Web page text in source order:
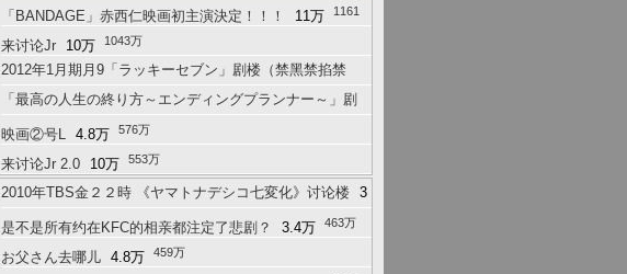
「BANDAGE」赤西仁映画初主演決定！！！ 11万 1161
万
来讨论Jr 10万 1043万
2012年1月期月9「ラッキーセブン」剧楼（禁黑禁掐禁
RS） 4502 639万
「最高の人生の終り方～エンディングプランナー～」剧
楼 1491 582万
映画②号L 4.8万 576万
来讨论Jr 2.0 10万 553万
2010年TBS金２２時 《ヤマトナデシコ七変化》讨论楼 3
万 477万
是不是所有约在KFC的相亲都注定了悲剧？ 3.4万 463万
お父さん去哪儿 4.8万 459万